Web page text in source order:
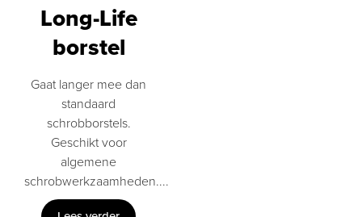
Long-Life
borstel
Gaat langer mee dan
standaard
schrobborstels.
Geschikt voor
algemene
schrobwerkzaamheden....